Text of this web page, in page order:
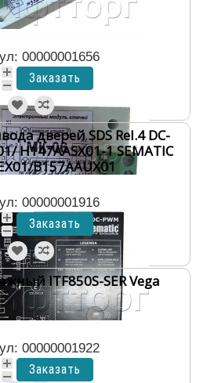
00000001656
дверей SDS Rel.4 DC-
H147AASX01-1 SEMATIC
B157AAUX01
00000001916
ITF850S-SER Vega
00000001922